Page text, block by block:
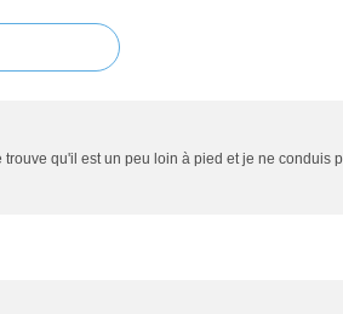
qu'il est un peu loin à pied et je ne conduis